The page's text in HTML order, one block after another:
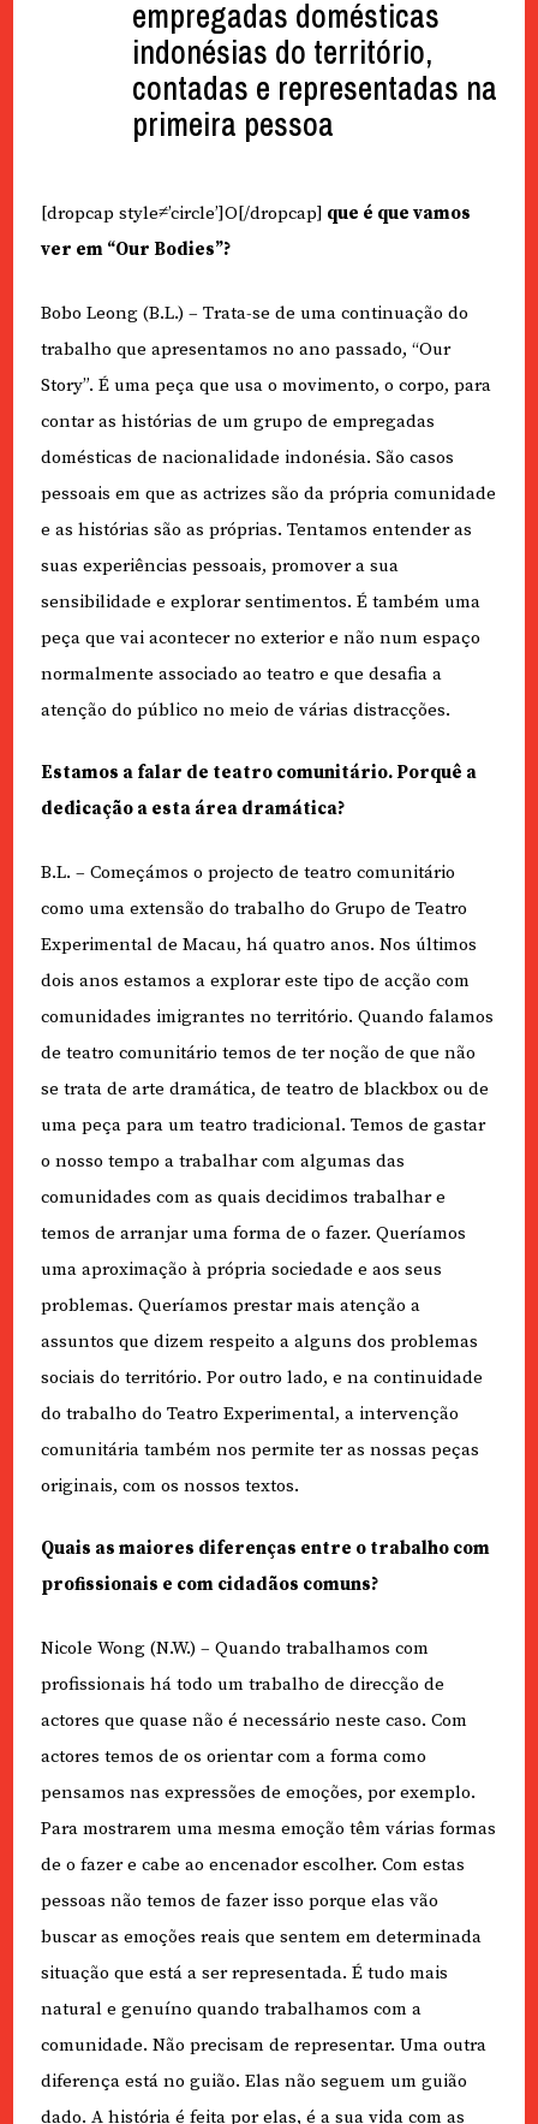
empregadas domésticas
indonésias do território,
contadas e representadas na
primeira pessoa
[dropcap style≠’circle’]O[/dropcap] que é que vamos
ver em “Our Bodies”?
Bobo Leong (B.L.) – Trata-se de uma continuação do
trabalho que apresentamos no ano passado, “Our
Story”. É uma peça que usa o movimento, o corpo, para
contar as histórias de um grupo de empregadas
domésticas de nacionalidade indonésia. São casos
pessoais em que as actrizes são da própria comunidade
e as histórias são as próprias. Tentamos entender as
suas experiências pessoais, promover a sua
sensibilidade e explorar sentimentos. É também uma
peça que vai acontecer no exterior e não num espaço
normalmente associado ao teatro e que desafia a
atenção do público no meio de várias distracções.
Estamos a falar de teatro comunitário. Porquê a
dedicação a esta área dramática?
B.L. – Começámos o projecto de teatro comunitário
como uma extensão do trabalho do Grupo de Teatro
Experimental de Macau, há quatro anos. Nos últimos
dois anos estamos a explorar este tipo de acção com
comunidades imigrantes no território. Quando falamos
de teatro comunitário temos de ter noção de que não
se trata de arte dramática, de teatro de blackbox ou de
uma peça para um teatro tradicional. Temos de gastar
o nosso tempo a trabalhar com algumas das
comunidades com as quais decidimos trabalhar e
temos de arranjar uma forma de o fazer. Queríamos
uma aproximação à própria sociedade e aos seus
problemas. Queríamos prestar mais atenção a
assuntos que dizem respeito a alguns dos problemas
sociais do território. Por outro lado, e na continuidade
do trabalho do Teatro Experimental, a intervenção
comunitária também nos permite ter as nossas peças
originais, com os nossos textos.
Quais as maiores diferenças entre o trabalho com
profissionais e com cidadãos comuns?
Nicole Wong (N.W.) – Quando trabalhamos com
profissionais há todo um trabalho de direcção de
actores que quase não é necessário neste caso. Com
actores temos de os orientar com a forma como
pensamos nas expressões de emoções, por exemplo.
Para mostrarem uma mesma emoção têm várias formas
de o fazer e cabe ao encenador escolher. Com estas
pessoas não temos de fazer isso porque elas vão
buscar as emoções reais que sentem em determinada
situação que está a ser representada. É tudo mais
natural e genuíno quando trabalhamos com a
comunidade. Não precisam de representar. Uma outra
diferença está no guião. Elas não seguem um guião
dado. A história é feita por elas, é a sua vida com as